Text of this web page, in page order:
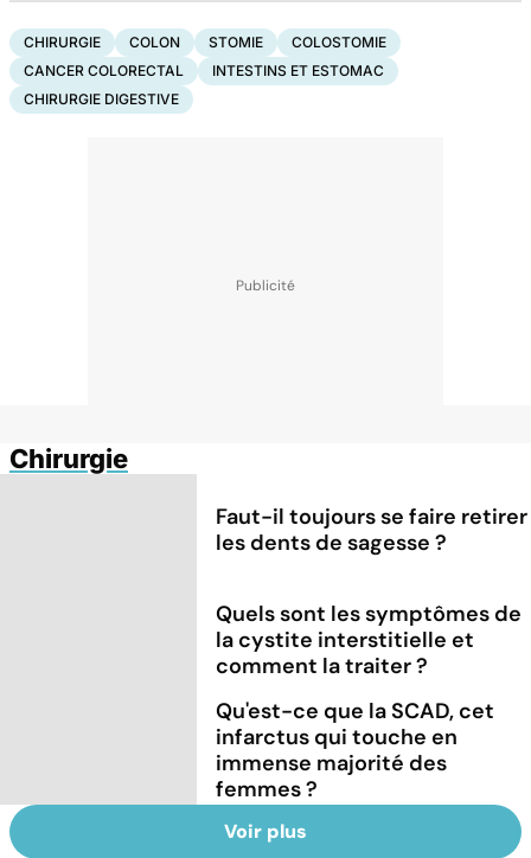
CHIRURGIE COLON STOMIE
COLOSTOMIE
CANCER COLORECTAL
INTESTINS ET ESTOMAC
CHIRURGIE DIGESTIVE
Chirurgie
Faut-il toujours se faire retirer
les dents de sagesse ?
Quels sont les symptômes de
la cystite interstitielle et
comment la traiter ?
Qu'est-ce que la SCAD, cet
infarctus qui touche en
immense majorité des
femmes ?
Voir plus